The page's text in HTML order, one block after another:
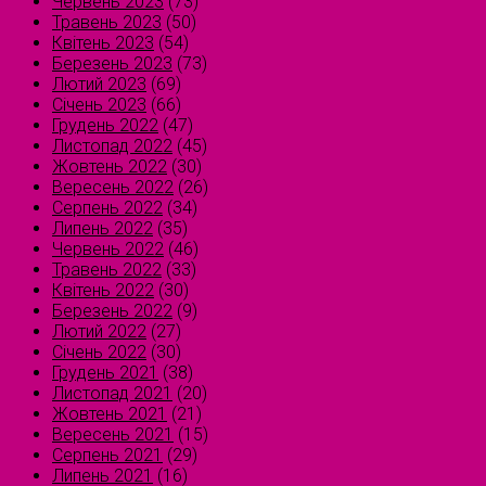
Травень 2023 (50)
Квітень 2023 (54)
Березень 2023 (73)
Лютий 2023 (69)
Січень 2023 (66)
Грудень 2022 (47)
Листопад 2022 (45)
Жовтень 2022 (30)
Вересень 2022 (26)
Серпень 2022 (34)
Липень 2022 (35)
Червень 2022 (46)
Травень 2022 (33)
Квітень 2022 (30)
Березень 2022 (9)
Лютий 2022 (27)
Січень 2022 (30)
Грудень 2021 (38)
Листопад 2021 (20)
Жовтень 2021 (21)
Вересень 2021 (15)
Серпень 2021 (29)
Липень 2021 (16)